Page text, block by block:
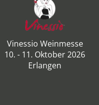
Vinessio Weinmesse
10. - 11. Oktober 2026
Erlangen